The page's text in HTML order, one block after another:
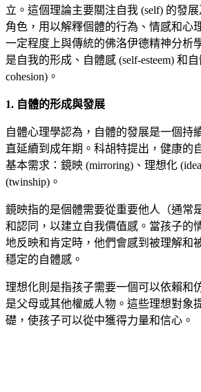
立。這個理論主要關注自我 (self) 的發
角色，用以解釋個體的行為、情感和心
一定程度上與傳統的佛洛伊德精神分析
是自我的形成、自體感 (self-esteem) 和
cohesion)。
1. 自體的形成與發展
自體心理學認為，自體的發展是一個持
直延續到成年期。科胡特提出，健康的
基本需求：鏡映 (mirroring)、理想化
(twinship)。
鏡映指的是個體需要從重要他人（通常
和認同，以建立自我價值感。當孩子的
地反映和肯定時，他們會感到被理解和
穩定的自體感。
理想化則是指孩子需要一個可以依賴和
是父母或其他權威人物。這些理想對象
礎，使孩子可以從中獲得力量和信心。